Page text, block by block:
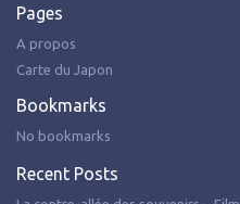
Pages
A propos
Carte du Japon
Bookmarks
No bookmarks
Recent Posts